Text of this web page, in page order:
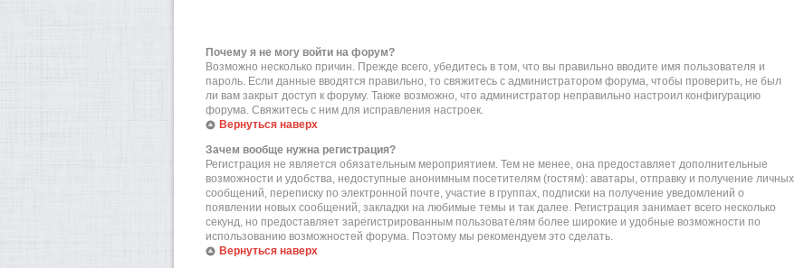
Почему я не могу войти на форум?
Возможно несколько причин. Прежде всего, убедитесь в том, что вы правильно вводите имя пользователя и
пароль. Если данные вводятся правильно, то свяжитесь с администратором форума, чтобы проверить, не был
ли вам закрыт доступ к форуму. Также возможно, что администратор неправильно настроил конфигурацию
форума. Свяжитесь с ним для исправления настроек.
Вернуться наверх
Зачем вообще нужна регистрация?
Регистрация не является обязательным мероприятием. Тем не менее, она предоставляет дополнительные
возможности и удобства, недоступные анонимным посетителям (гостям): аватары, отправку и получение личных
сообщений, переписку по электронной почте, участие в группах, подписки на получение уведомлений о
появлении новых сообщений, закладки на любимые темы и так далее. Регистрация занимает всего несколько
секунд, но предоставляет зарегистрированным пользователям более широкие и удобные возможности по
использованию возможностей форума. Поэтому мы рекомендуем это сделать.
Вернуться наверх